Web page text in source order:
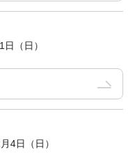
（日）
4日（日）